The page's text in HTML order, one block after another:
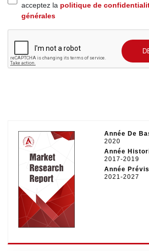
acceptez la politique de
générales
SOUMETTRE UNE
Année De
2020
Année
2017-2019
Année
2021-2027